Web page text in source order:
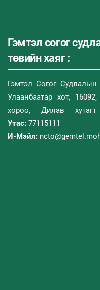
Гэмтэл согог
төвийн хаяг :
Гэмтэл Согог
Улаанбаатар хот,
хороо, Дилав
Утас: 77115111
И-Мэйл: